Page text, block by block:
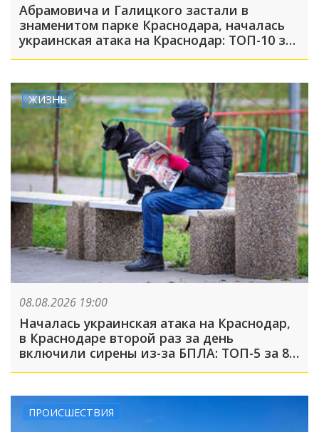
Абрамовича и Галицкого застали в
знаменитом парке Краснодара, началась
украинская атака на Краснодар: ТОП-10 за
неделю
ЖИЗНЬ
08.08.2026 19:00
Началась украинская атака на Краснодар,
в Краснодаре второй раз за день
включили сирены из-за БПЛА: ТОП-5 за 8
августа
ПРОИСШЕСТВИЯ